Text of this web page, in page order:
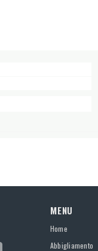
MENU
Home
Abbigliamento